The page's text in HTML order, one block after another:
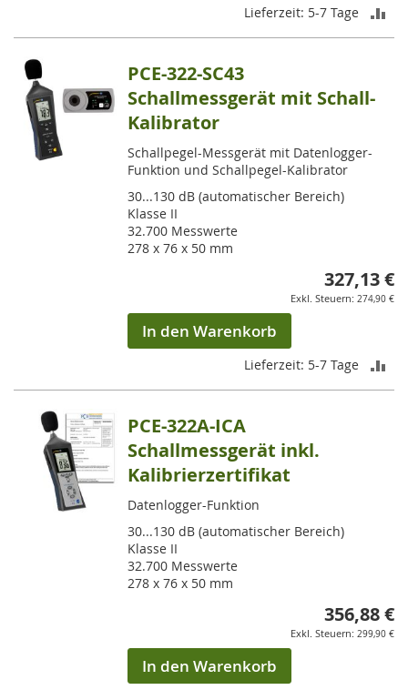
Lieferzeit: 5-7 Tage
PCE-322-SC43
Schallmessgerät mit Schall-
Kalibrator
Schallpegel-Messgerät mit Datenlogger-
Funktion und Schallpegel-Kalibrator
30...130 dB (automatischer Bereich)
Klasse II
32.700 Messwerte
278 x 76 x 50 mm
327,13 €
274,90 €
In den Warenkorb
Lieferzeit: 5-7 Tage
PCE-322A-ICA
Schallmessgerät inkl.
Kalibrierzertifikat
Datenlogger-Funktion
30...130 dB (automatischer Bereich)
Klasse II
32.700 Messwerte
278 x 76 x 50 mm
356,88 €
299,90 €
In den Warenkorb